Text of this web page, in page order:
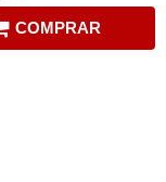
COMPRAR